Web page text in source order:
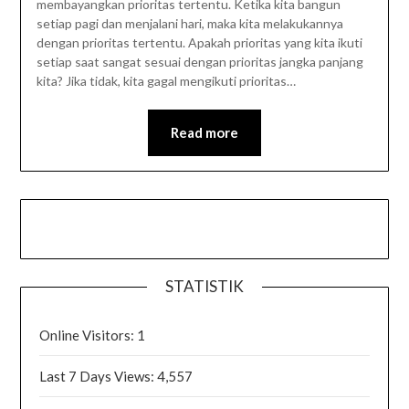
membayangkan prioritas tertentu. Ketika kita bangun
setiap pagi dan menjalani hari, maka kita melakukannya
dengan prioritas tertentu. Apakah prioritas yang kita ikuti
setiap saat sangat sesuai dengan prioritas jangka panjang
kita? Jika tidak, kita gagal mengikuti prioritas…
Read more
STATISTIK
Online Visitors: 1
Last 7 Days Views:4,557